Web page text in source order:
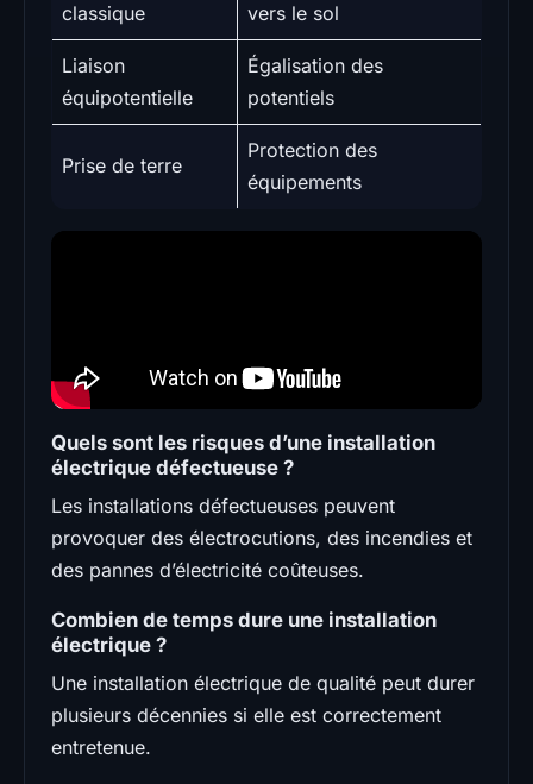
classique
vers le sol
Liaison
équipotentielle
Égalisation des
potentiels
Prise de terre
Protection des
équipements
Quels sont les risques d’une installation
électrique défectueuse ?
Les installations défectueuses peuvent
provoquer des électrocutions, des incendies et
des pannes d’électricité coûteuses.
Combien de temps dure une installation
électrique ?
Une installation électrique de qualité peut durer
plusieurs décennies si elle est correctement
entretenue.